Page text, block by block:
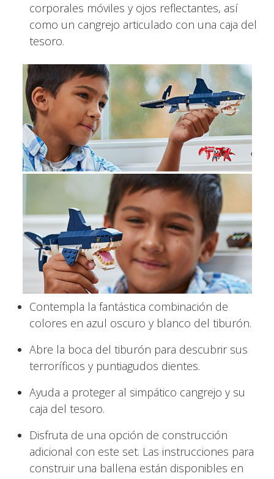
corporales móviles y ojos reflectantes, así
como un cangrejo articulado con una caja del
tesoro.
Contempla la fantástica combinación de
colores en azul oscuro y blanco del tiburón.
Abre la boca del tiburón para descubrir sus
terroríficos y puntiagudos dientes.
Ayuda a proteger al simpático cangrejo y su
caja del tesoro.
Disfruta de una opción de construcción
adicional con este set. Las instrucciones para
construir una ballena están disponibles en